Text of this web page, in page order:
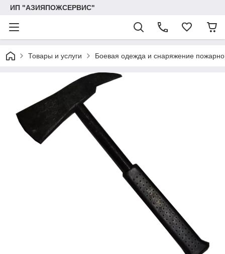
ИП "АЗИЯПОЖСЕРВИС"
Товары и услуги Боевая одежда и снаряжение